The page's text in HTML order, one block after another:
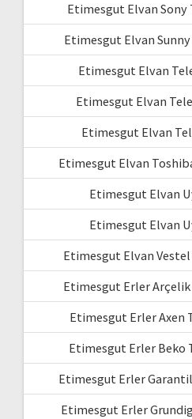
Etimesgut Elvan Sony
Etimesgut Elvan
Etimesgut Elvan
Etimesgut Elvan
Etimesgut Elvan
Etimesgut Elvan
Etimesgut Elvan
Etimesgut Elvan
Etimesgut Elvan
Etimesgut Erler
Etimesgut Erler Axen
Etimesgut Erler Beko
Etimesgut Erler
Etimesgut Erler